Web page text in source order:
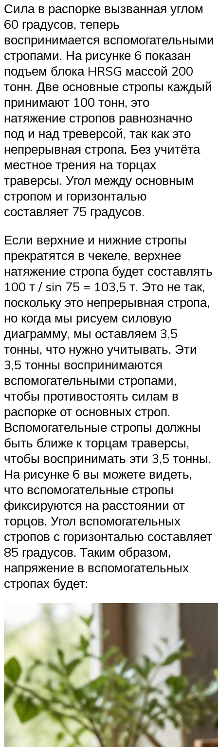
Сила в распорке вызванная углом
60 градусов, теперь
воспринимается вспомогательными
стропами. На рисунке 6 показан
подъем блока HRSG массой 200
тонн. Две основные стропы каждый
принимают 100 тонн, это
натяжение стропов равнозначно
под и над треверсой, так как это
непрерывная стропа. Без учитёта
местное трения на торцах
траверсы. Угол между основным
стропом и горизонталью
составляет 75 градусов.
Если верхние и нижние стропы
прекратятся в чекеле, верхнее
натяжение стропа будет составлять
100 т / sin 75 = 103,5 т. Это не так,
поскольку это непрерывная стропа,
но когда мы рисуем силовую
диаграмму, мы оставляем 3,5
тонны, что нужно учитывать. Эти
3,5 тонны воспринимаются
вспомогательными стропами,
чтобы противостоять силам в
распорке от основных строп.
Вспомогательные стропы должны
быть ближе к торцам траверсы,
чтобы воспринимать эти 3,5 тонны.
На рисунке 6 вы можете видеть,
что вспомогательные стропы
фиксируются на расстоянии от
торцов. Угол вспомогательных
стропов с горизонталью составляет
85 градусов. Таким образом,
напряжение в вспомогательных
стропах будет: